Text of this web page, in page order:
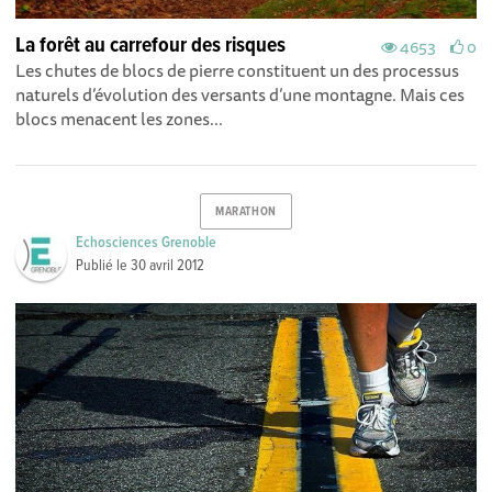
4653 0
La forêt au carrefour des risques
Les chutes de blocs de pierre constituent un des processus
naturels d’évolution des versants d’une montagne. Mais ces
blocs menacent les zones...
MARATHON
Echosciences Grenoble
Publié le30 avril 2012